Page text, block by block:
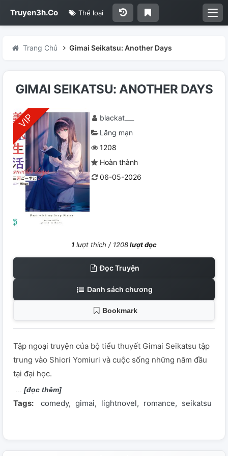
Truyen3h.Co Thể loại
Trang Chủ Gimai Seikatsu: Another Days
GIMAI SEIKATSU: ANOTHER DAYS
blackat___
Lãng mạn
1208
Hoàn thành
06-05-2026
1 lượt thích / 1208lượt đọc
Đọc Truyện
Danh sách chương
Bookmark
Tập ngoại truyện của bộ tiểu thuyết Gimai Seikatsu tập
trung vào Shiori Yomiuri và cuộc sống những năm đầu
tại đại học.
[đọc thêm]
Tags: comedy gimai lightnovel romance seikatsu